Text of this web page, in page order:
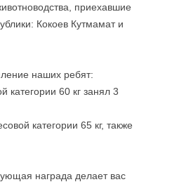
приехавшие
Кокоев Кутмамат и
наших ребят:
категории 60 кг занял 3
категории 65 кг, также
награда делает вас